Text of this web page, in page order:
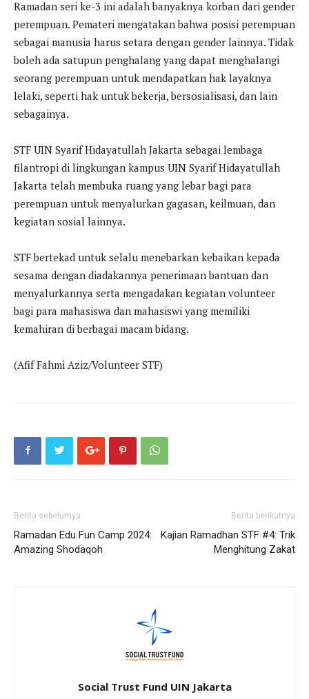
Ramadan seri ke-3 ini adalah banyaknya korban dari gender
perempuan. Pemateri mengatakan bahwa posisi perempuan
sebagai manusia harus setara dengan gender lainnya. Tidak
boleh ada satupun penghalang yang dapat menghalangi
seorang perempuan untuk mendapatkan hak layaknya
lelaki, seperti hak untuk bekerja, bersosialisasi, dan lain
sebagainya.
STF UIN Syarif Hidayatullah Jakarta sebagai lembaga
filantropi di lingkungan kampus UIN Syarif Hidayatullah
Jakarta telah membuka ruang yang lebar bagi para
perempuan untuk menyalurkan gagasan, keilmuan, dan
kegiatan sosial lainnya.
STF bertekad untuk selalu menebarkan kebaikan kepada
sesama dengan diadakannya penerimaan bantuan dan
menyalurkannya serta mengadakan kegiatan volunteer
bagi para mahasiswa dan mahasiswi yang memiliki
kemahiran di berbagai macam bidang.
(Afif Fahmi Aziz/Volunteer STF)
Berita sebelumya
Ramadan Edu Fun Camp 2024:
Amazing Shodaqoh
Berita berikutnya
Kajian Ramadhan STF #4: Trik
Menghitung Zakat
Social Trust Fund UIN Jakarta